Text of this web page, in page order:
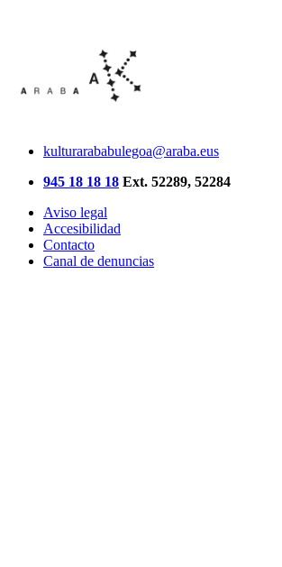
kulturarababulegoa@araba.eus
945 18 18 18 Ext. 52289, 52284
Aviso legal
Accesibilidad
Contacto
Canal de denuncias